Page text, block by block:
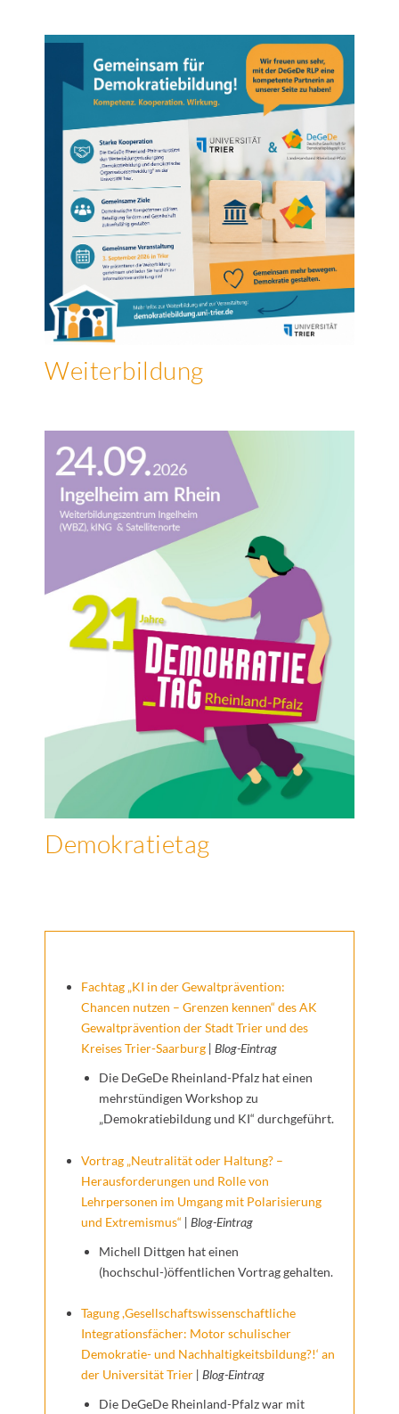
Weiterbildung
Demokratietag
Fachtag „KI in der Gewaltprävention:
Chancen nutzen – Grenzen kennen“ des AK
Gewaltprävention der Stadt Trier und des
Kreises Trier-Saarburg | Blog-Eintrag
Die DeGeDe Rheinland-Pfalz hat einen
mehrstündigen Workshop zu
„Demokratiebildung und KI“ durchgeführt.
Vortrag „Neutralität oder Haltung? –
Herausforderungen und Rolle von
Lehrpersonen im Umgang mit Polarisierung
und Extremismus“ | Blog-Eintrag
Michell Dittgen hat einen
(hochschul-)öffentlichen Vortrag gehalten.
Tagung ,Gesellschaftswissenschaftliche
Integrationsfächer: Motor schulischer
Demokratie- und Nachhaltigkeitsbildung?!‘ an
der Universität Trier | Blog-Eintrag
Die DeGeDe Rheinland-Pfalz war mit